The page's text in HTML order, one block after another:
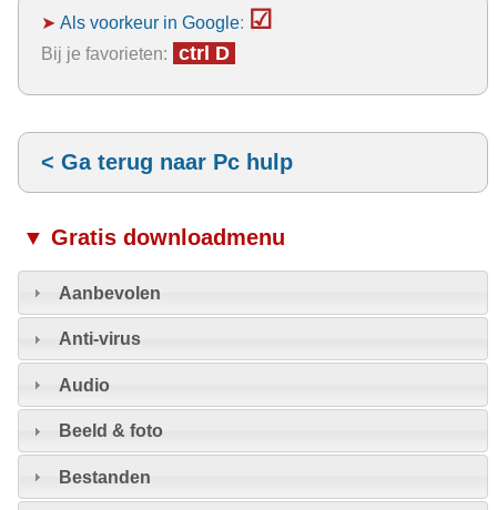
➤ Als voorkeur in Google: ☑
Bij je favorieten: ctrl D
< Ga terug naar Pc hulp
▼ Gratis downloadmenu
Aanbevolen
Anti-virus
Audio
Beeld & foto
Bestanden